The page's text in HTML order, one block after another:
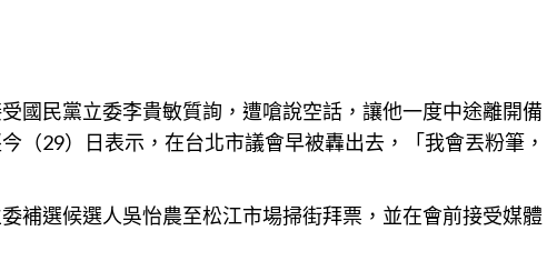
國民黨立委李貴敏質詢，遭嗆說空話，讓他一度中途離開備
（29）日表示，在台北市議會早被轟出去，「我會丟粉筆，
補選候選人吳怡農至松江市場掃街拜票，並在會前接受媒體